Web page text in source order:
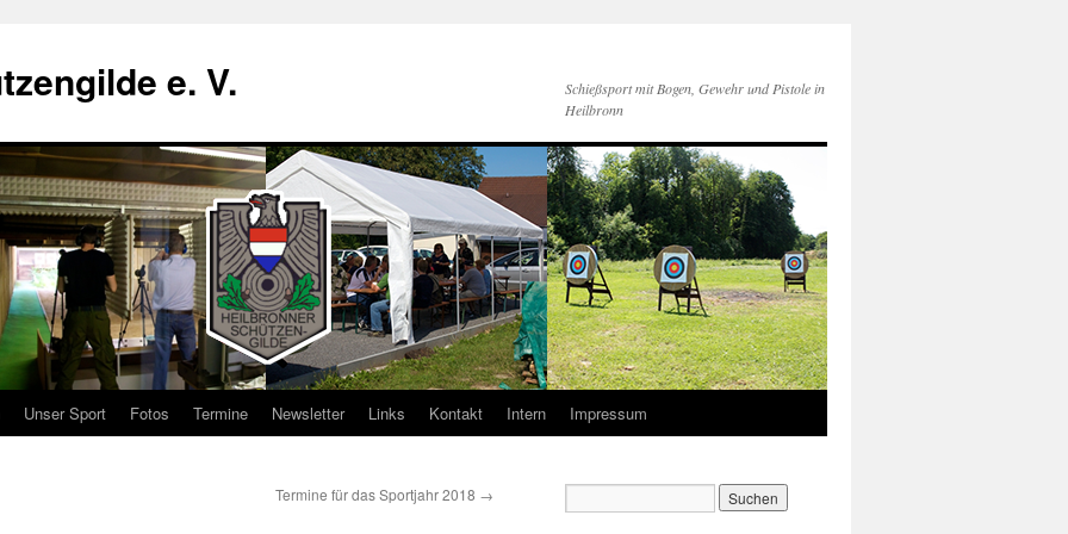
e. V.
Schießsport mit Bogen, Gewehr und Pistole in
Heilbronn
Unser Sport Fotos Termine Newsletter Links Kontakt Intern Impressum
Termine für das Sportjahr 2018 →